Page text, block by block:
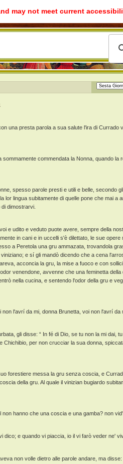
may not meet current
una presta parola a sua salute l'ira di Currado
commendata la Nonna, quando la
spesso parole presti e utili e belle, secondo
lor lingua subitamente di quelle pone che mai a
dimostrarvi.
e udito e veduto puote avere, sempre della
in cani e in uccelli s'è dilettato, le sue opere
a Peretola una gru ammazata, trovandola
e sí gli mandò dicendo che a cena
acconcia la gru, la mise a fuoco e con
venendone, avvenne che una feminetta
nella cucina, e sentendo l'odor della gru e
l'avrí da mi, donna Brunetta, voi non l'avrí da
gli disse: “ In fé di Dio, se tu non la mi dai,
Chichibio, per non crucciar la sua donna,
forestiere messa la gru senza coscia, e
della gru. Al quale il vinizian bugiardo
hanno che una coscia e una gamba? non
dico; e quando vi piaccia, io il vi farò veder ne'
non volle dietro alle parole andare, ma